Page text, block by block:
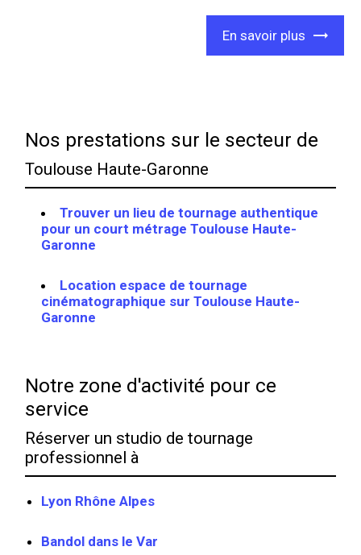
En savoir plus
Nos prestations sur le secteur de
Toulouse Haute-Garonne
Trouver un lieu de tournage authentique
pour un court métrage Toulouse Haute-
Garonne
Location espace de tournage
cinématographique sur Toulouse Haute-
Garonne
Notre zone d'activité pour ce
service
Réserver un studio de tournage
professionnel à
Lyon Rhône Alpes
Bandol dans le Var